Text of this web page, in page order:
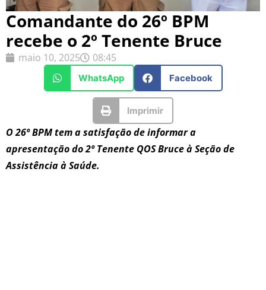
Comandante do 26º BPM
recebe o 2º Tenente Bruce
maio 10, 2025 08:45
WhatsApp Facebook
Imprimir
O 26º BPM tem a satisfação de informar a
apresentação do 2º Tenente QOS Bruce à Seção de
Assistência à Saúde.